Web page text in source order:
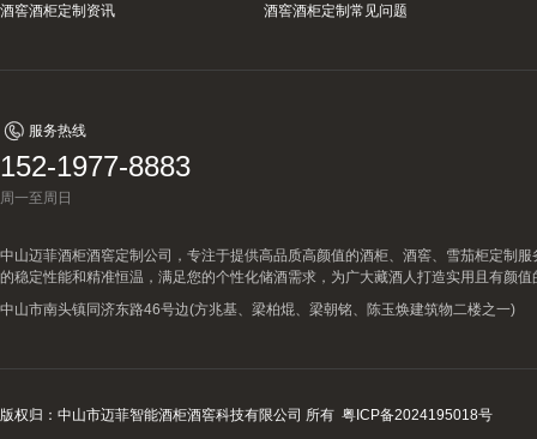
酒窖酒柜定制资讯
酒窖酒柜定制常见问题
服务热线
152-1977-8883
周一至周日
中山迈菲酒柜酒窖定制公司，专注于提供高品质高颜值的酒柜、酒窖、雪茄柜定制
的稳定性能和精准恒温，满足您的个性化储酒需求，为广大藏酒人打造实用且有颜值
中山市南头镇同济东路46号边(方兆基、梁柏焜、梁朝铭、陈玉焕建筑物二楼之一)
版权归：中山市迈菲智能酒柜酒窖科技有限公司 所有 粤ICP备2024195018号